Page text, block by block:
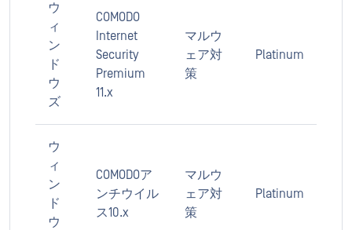
ウ
ィ
ン
ド
ウ
ズ
COMODO
Internet
Security
Premium
11.x
マルウ
ェア対
策
Platinum
ウ
ィ
ン
ド
ウ
COMODOア
ンチウイル
ス10.x
マルウ
ェア対
策
Platinum